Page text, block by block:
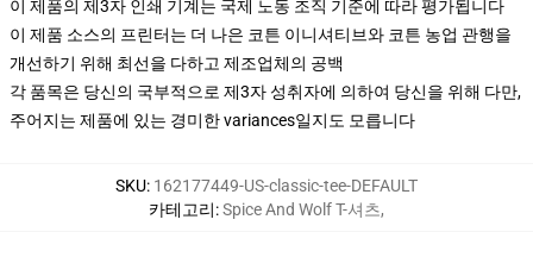
이 제품의 제3자 인쇄 기계는 국제 노동 조직 기준에 따라 평가됩니다
이 제품 소스의 프린터는 더 나은 코튼 이니셔티브와 코튼 농업 관행을
개선하기 위해 최선을 다하고 제조업체의 공백
각 품목은 당신의 국부적으로 제3자 성취자에 의하여 당신을 위해 다만,
주어지는 제품에 있는 경미한 variances일지도 모릅니다
SKU: 162177449-US-classic-tee-DEFAULT
카테고리:Spice And Wolf T-셔츠,